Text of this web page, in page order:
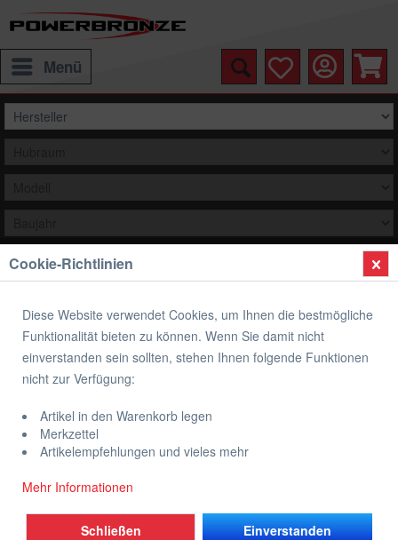
Menü
Auswählen
Übersicht Hinterradabdeckung
Hinterradabdeckung TRIUMPH
Cookie-Richtlinien
Diese Website verwendet Cookies, um Ihnen die bestmögliche
Funktionalität bieten zu können. Wenn Sie damit nicht
einverstanden sein sollten, stehen Ihnen folgende Funktionen
nicht zur Verfügung:
Artikel in den Warenkorb legen
Merkzettel
Artikelempfehlungen und vieles mehr
Mehr Informationen
Einverstanden
Schließen